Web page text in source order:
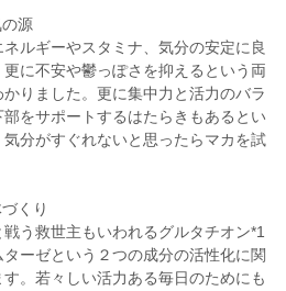
の源
ルギーやスタミナ、気分の安定に良
に不安や鬱っぽさを抑えるという両
りました。更に集中力と活力のバラ
をサポートするはたらきもあるとい
分がすぐれないと思ったらマカを試
くり
う救世主もいわれるグルタチオン*1
ーゼという２つの成分の活性化に関
。若々しい活力ある毎日のためにも